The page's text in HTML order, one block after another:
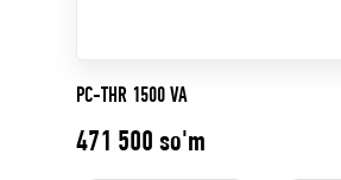
PC-THR 1500 VA
471 500 so'm